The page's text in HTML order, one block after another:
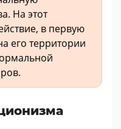
На этот
в первую
его территории